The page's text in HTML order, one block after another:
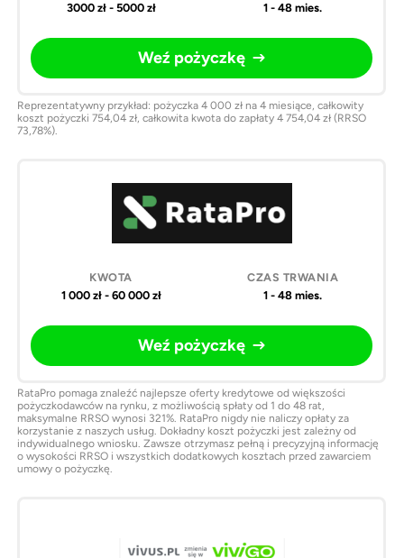
3000 zł - 5000 zł 1 - 48 mies.
Weź pożyczkę
Reprezentatywny przykład: pożyczka 4 000 zł na 4 miesiące, całkowity
koszt pożyczki 754,04 zł, całkowita kwota do zapłaty 4 754,04 zł (RRSO
73,78%).
1 000 zł - 60 000 zł 1 - 48 mies.
Weź pożyczkę
RataPro pomaga znaleźć najlepsze oferty kredytowe od większości
pożyczkodawców na rynku, z możliwością spłaty od 1 do 48 rat,
maksymalne RRSO wynosi 321%. RataPro nigdy nie naliczy opłaty za
korzystanie z naszych usług. Dokładny koszt pożyczki jest zależny od
indywidualnego wniosku. Zawsze otrzymasz pełną i precyzyjną informację
o wysokości RRSO i wszystkich dodatkowych kosztach przed zawarciem
umowy o pożyczkę.